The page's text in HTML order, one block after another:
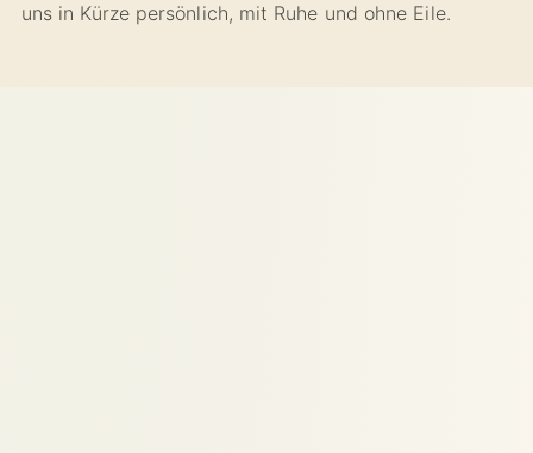
uns in Kürze persönlich, mit Ruhe und ohne Eile.